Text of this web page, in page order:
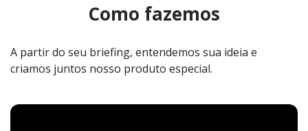
Como fazemos
A partir do seu briefing, entendemos sua ideia e
criamos juntos nosso produto especial.